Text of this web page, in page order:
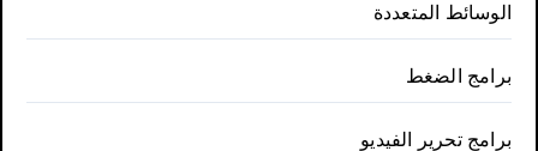
الوسائط المتعددة
برامج الضغط
برامج تحرير الفيديو